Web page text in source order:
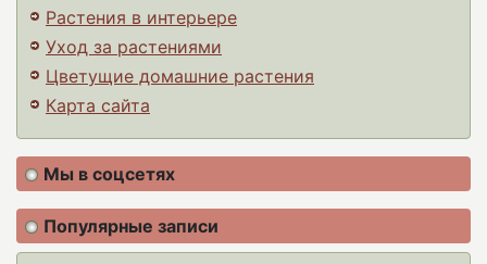
Растения в интерьере
Уход за растениями
Цветущие домашние растения
Карта сайта
Мы в соцсетях
Популярные записи